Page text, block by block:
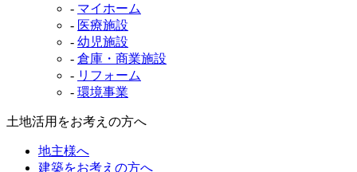
- マイホーム
- 医療施設
- 幼児施設
- 倉庫・商業施設
- リフォーム
- 環境事業
土地活用をお考えの方へ
地主様へ
建築をお考えの方へ